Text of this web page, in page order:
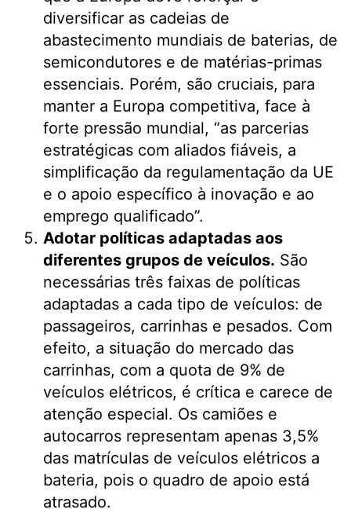
diversificar as cadeias de
abastecimento mundiais de baterias, de
semicondutores e de matérias-primas
essenciais. Porém, são cruciais, para
manter a Europa competitiva, face à
forte pressão mundial, “as parcerias
estratégicas com aliados fiáveis, a
simplificação da regulamentação da UE
e o apoio específico à inovação e ao
emprego qualificado”.
Adotar políticas adaptadas aos
diferentes grupos de veículos. São
necessárias três faixas de políticas
adaptadas a cada tipo de veículos: de
passageiros, carrinhas e pesados. Com
efeito, a situação do mercado das
carrinhas, com a quota de 9% de
veículos elétricos, é crítica e carece de
atenção especial. Os camiões e
autocarros representam apenas 3,5%
das matrículas de veículos elétricos a
bateria, pois o quadro de apoio está
atrasado.